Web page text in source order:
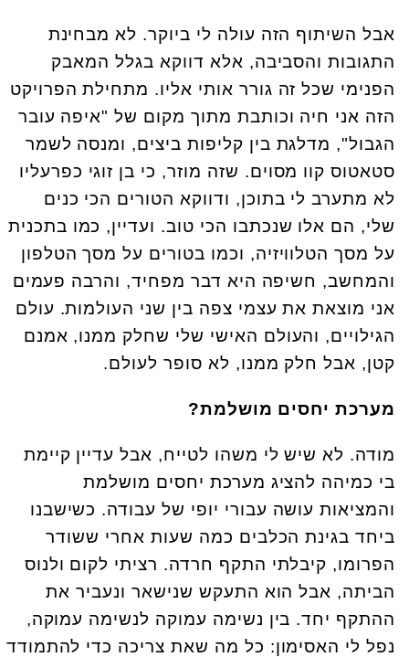
אבל השיתוף הזה עולה לי ביוקר. לא מבחינת
התגובות והסביבה, אלא דווקא בגלל המאבק
הפנימי שכל זה גורר אותי אליו. מתחילת הפרויקט
הזה אני חיה וכותבת מתוך מקום של "איפה עובר
הגבול", מדלגת בין קליפות ביצים, ומנסה לשמר
סטאטוס קוו מסוים. שזה מוזר, כי בן זוגי כפרעליו
לא מתערב לי בתוכן, ודווקא הטורים הכי כנים
שלי, הם אלו שנכתבו הכי טוב. ועדיין, כמו בתכנית
על מסך הטלוויזיה, וכמו בטורים על מסך הטלפון
והמחשב, חשיפה היא דבר מפחיד, והרבה פעמים
אני מוצאת את עצמי צפה בין שני העולמות. עולם
הגילויים, והעולם האישי שלי שחלק ממנו, אמנם
קטן, אבל חלק ממנו, לא סופר לעולם.
מערכת יחסים מושלמת?
מודה. לא שיש לי משהו לטייח, אבל עדיין קיימת
בי כמיהה להציג מערכת יחסים מושלמת
והמציאות עושה עבורי יופי של עבודה. כשישבנו
ביחד בגינת הכלבים כמה שעות אחרי ששודר
הפרומו, קיבלתי התקף חרדה. רציתי לקום ולנוס
הביתה, אבל הוא התעקש שנישאר ונעביר את
ההתקף יחד. בין נשימה עמוקה לנשימה עמוקה,
נפל לי האסימון: כל מה שאת צריכה כדי להתמודד